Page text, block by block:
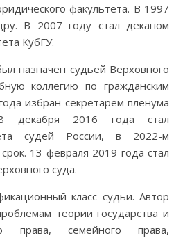
факультета. В 1997
В 2007 году стал деканом
КубГУ.
назначен судьей Верховного
коллегию по гражданским
избран секретарем пленума
декабря 2016 года стал
судей России, в 2022-м
13 февраля 2019 года стал
суда.
класс судьи. Автор
теории государства и
права, семейного права,